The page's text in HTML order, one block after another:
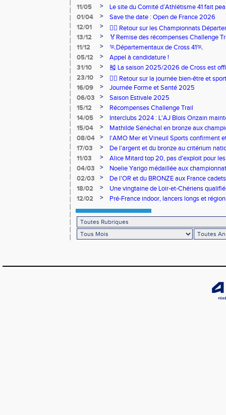
11/05 >
Le site du Comité d’Athlétisme 41 fait
01/04
>
Save the date : Open de France 2026
12/01
>
🏃‍♂️ Retour sur les Championnats
13/12
>
🏅Remise des récompenses Challenge
11/12
>
🏃Départementaux de Cross 41🏃
05/12
>
Appel à candidature !
31/10
>
🎽 La saison 2025/2026 de Cross est
23/10
>
🧘‍♀️ Retour sur la journée bien-être et
16/09
>
Journée Forme et Santé 2025
06/03
>
Saison Estivale 2025
15/12
>
Récompenses Challenge Trail
14/05
>
Interclubs 2024 : L'AJ Blois Onzain
Romorantin en N2B
15/04 >
Mathilde Sénéchal en bronze aux
08/04
>
l'AMO Mer et Vineuil Sports confirment
benjamins
17/03 >
De l'argent et du bronze au critérium
11/03
>
Alice Mitard top 20, pas d'exploit pour
04/03
>
Noelie Yarigo médaillée aux
02/03
>
De l'OR et du BRONZE aux France
18/02
>
Une vingtaine de Loir-et-Chériens
12/02
> Pré-France indoor, lancers longs et